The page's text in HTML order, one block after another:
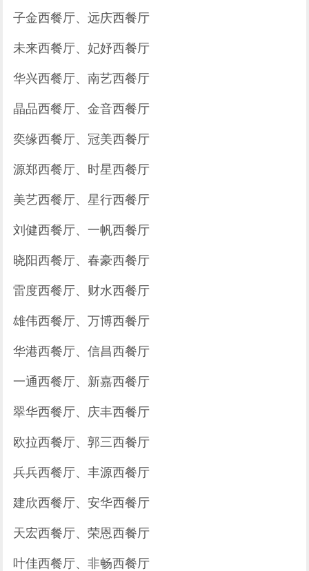
子金西餐厅、远庆西餐厅
未来西餐厅、妃妤西餐厅
华兴西餐厅、南艺西餐厅
晶品西餐厅、金音西餐厅
奕缘西餐厅、冠美西餐厅
源郑西餐厅、时星西餐厅
美艺西餐厅、星行西餐厅
刘健西餐厅、一帆西餐厅
晓阳西餐厅、春豪西餐厅
雷度西餐厅、财水西餐厅
雄伟西餐厅、万博西餐厅
华港西餐厅、信昌西餐厅
一通西餐厅、新嘉西餐厅
翠华西餐厅、庆丰西餐厅
欧拉西餐厅、郭三西餐厅
兵兵西餐厅、丰源西餐厅
建欣西餐厅、安华西餐厅
天宏西餐厅、荣恩西餐厅
叶佳西餐厅、非畅西餐厅